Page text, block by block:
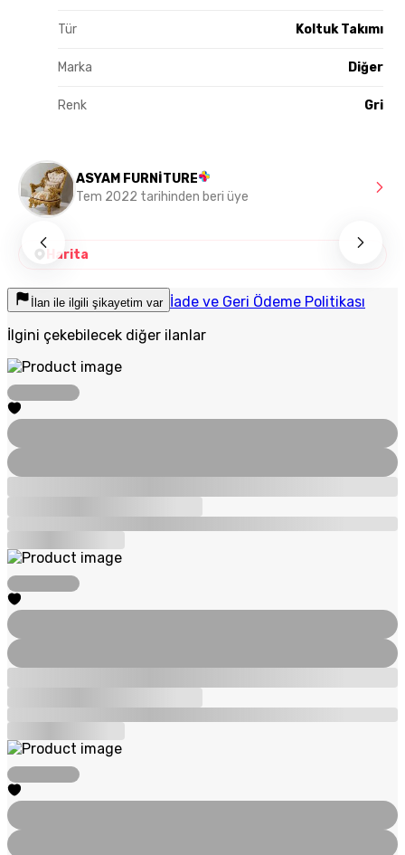
Tür Koltuk Takımı
Marka Diğer
Renk Gri
ASYAM FURNİTURE
Tem 2022 tarihinden beri üye
Harita
İlan ile ilgili şikayetim var İade ve Geri Ödeme Politikası
İlgini çekebilecek diğer ilanlar